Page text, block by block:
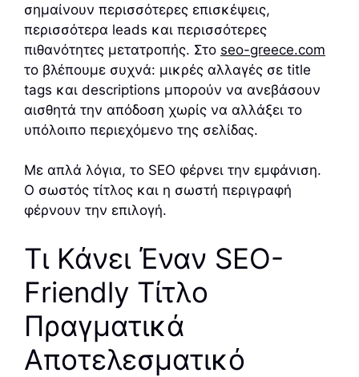
σημαίνουν περισσότερες επισκέψεις,
περισσότερα leads και περισσότερες
πιθανότητες μετατροπής. Στο seo-greece.com
το βλέπουμε συχνά: μικρές αλλαγές σε title
tags και descriptions μπορούν να ανεβάσουν
αισθητά την απόδοση χωρίς να αλλάξει το
υπόλοιπο περιεχόμενο της σελίδας.
Με απλά λόγια, το SEO φέρνει την εμφάνιση.
Ο σωστός τίτλος και η σωστή περιγραφή
φέρνουν την επιλογή.
Τι Κάνει Έναν SEO-
Friendly Τίτλο
Πραγματικά
Αποτελεσματικό